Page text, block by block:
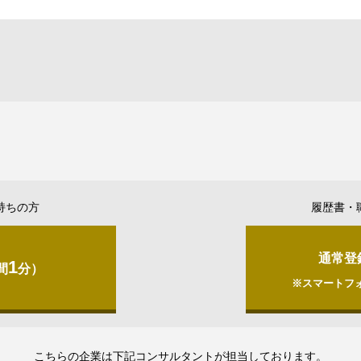
ちの方
1分）
履歴書・
通常登
※スマートフ
こちらの企業は下記コンサルタントが担当しております。